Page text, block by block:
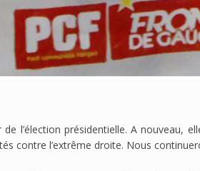
l’élection présidentielle. A nouveau,
contre l’extrême droite. Nous